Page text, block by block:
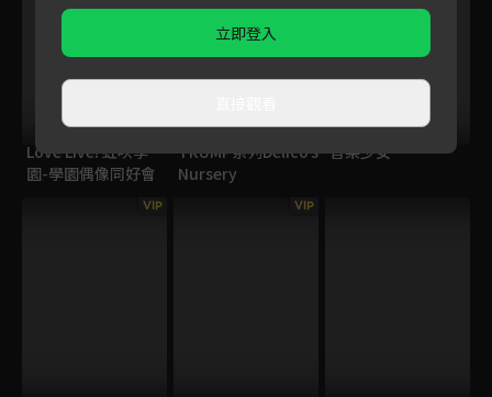
Love Live! 虹咲學
園-學園偶像同好會
TRUMP系列Delicoʼs
Nursery
音樂少女
VIP VIP
立即登入